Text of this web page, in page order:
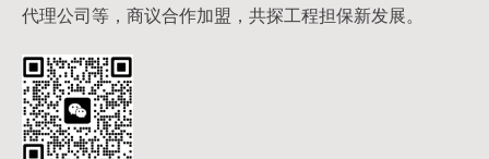
代理公司等，商议合作加盟，共探工程担保新发展。